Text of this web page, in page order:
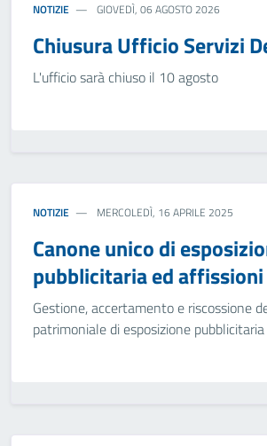
NOTIZIE GIOVEDÌ, 06 AGOSTO 2026
Chiusura Ufficio Servizi
L'ufficio sarà chiuso il 10 agosto
NOTIZIE MERCOLEDÌ, 16 APRILE 2025
Canone unico di
pubblicitaria ed affissioni
Gestione, accertamento e riscossione
patrimoniale di esposizione